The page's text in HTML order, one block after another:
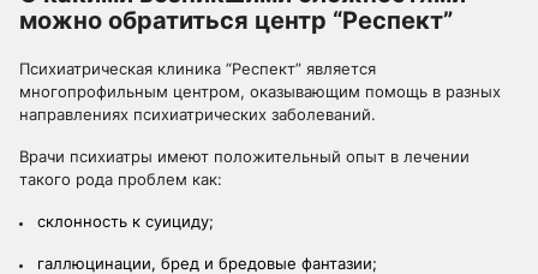
можно обратиться центр “Респект”
Психиатрическая клиника “Респект” является
многопрофильным центром, оказывающим помощь в разных
направлениях психиатрических заболеваний.
Врачи психиатры имеют положительный опыт в лечении
такого рода проблем как:
склонность к суициду;
галлюцинации, бред и бредовые фантазии;